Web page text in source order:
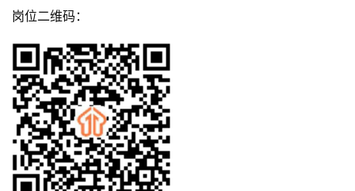
岗位二维码：